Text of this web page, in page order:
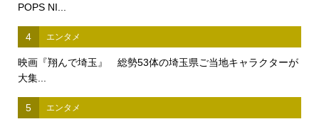
POPS NI...
4 エンタメ
映画『翔んで埼玉』 総勢53体の埼玉県ご当地キャラクターが
大集...
5 エンタメ